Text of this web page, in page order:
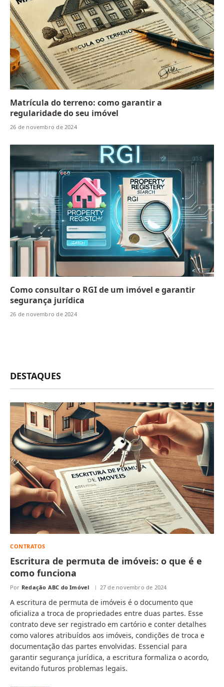
Matrícula do terreno: como garantir a
regularidade do seu imóvel
26 de novembro de 2024
Como consultar o RGI de um imóvel e garantir
segurança jurídica
26 de novembro de 2024
DESTAQUES
CONTRATOS
Escritura de permuta de imóveis: o que é e
como funciona
Por Redação ABC do Imóvel 27 de novembro de 2024
A escritura de permuta de imóveis é o documento que
oficializa a troca de propriedades entre duas partes. Esse
contrato deve ser registrado em cartório e conter detalhes
como valores atribuídos aos imóveis, condições de troca e
documentação das partes envolvidas. Essencial para
garantir segurança jurídica, a escritura formaliza o acordo,
evitando futuros problemas legais.